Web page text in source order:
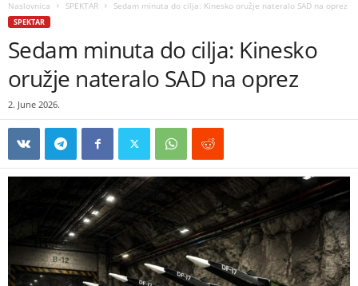
Naslovnica SPEKTAR Sedam minuta do cilja: Kinesko oružje nateralo SAD na oprez
SPEKTAR
Sedam minuta do cilja: Kinesko
oružje nateralo SAD na oprez
2. June 2026.